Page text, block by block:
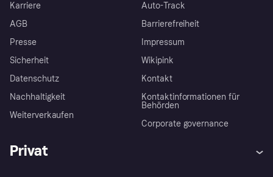
Karriere
AGB
Presse
Sicherheit
Datenschutz
Nachhaltigkeit
Weiterverkaufen
Auto-Track
Barrierefreiheit
Impressum
Wikipink
Kontakt
Kontaktinformationen für
Behörden
Corporate governance
Privat